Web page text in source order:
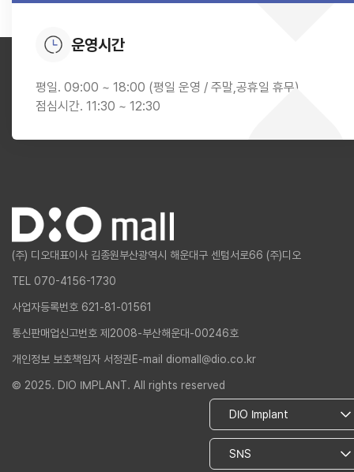
운영시간
평일. 09:00 ~ 18:00 (평일 운영 / 주말,공휴일 휴무)
점심시간. 11:30 ~ 12:30
(주) 디오대표이사 김종원부산광역시 해운대구 센텀서로66 (주)디오
TEL 070-4156-1730
사업자등록번호 621-81-01561
통신판매업신고번호 제2008-부산해운대-00246호
개인정보 보호책임자 서정권 E-mail diomall@dio.co.kr
© 2025. DIO IMPLANT. All rights reserved